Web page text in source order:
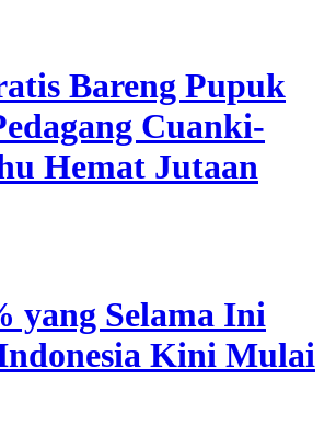
Bareng Pupuk
Cuanki-
Hemat Jutaan
yang Selama Ini
Kini Mulai